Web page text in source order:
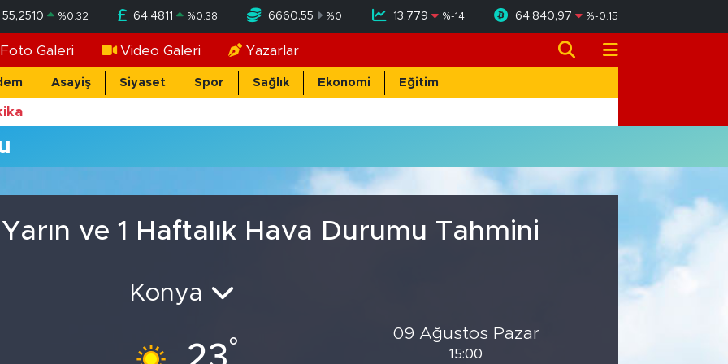
55,2510 %0.32 64,4811 %0.38 6660.55 %0 13.779 %-14 64.840,97 %-0.15
Foto Galeri Video Galeri Yazarlar
Asayiş Siyaset Spor Sağlık Ekonomi Eğitim
ve 1 Haftalık Hava Durumu Tahmini
Konya
°
09 Ağustos Pazar
15:00